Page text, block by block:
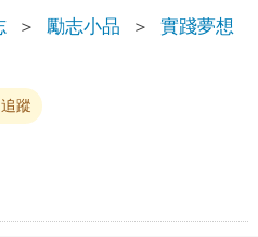
＞ 勵志小品 ＞ 實踐夢想
追蹤